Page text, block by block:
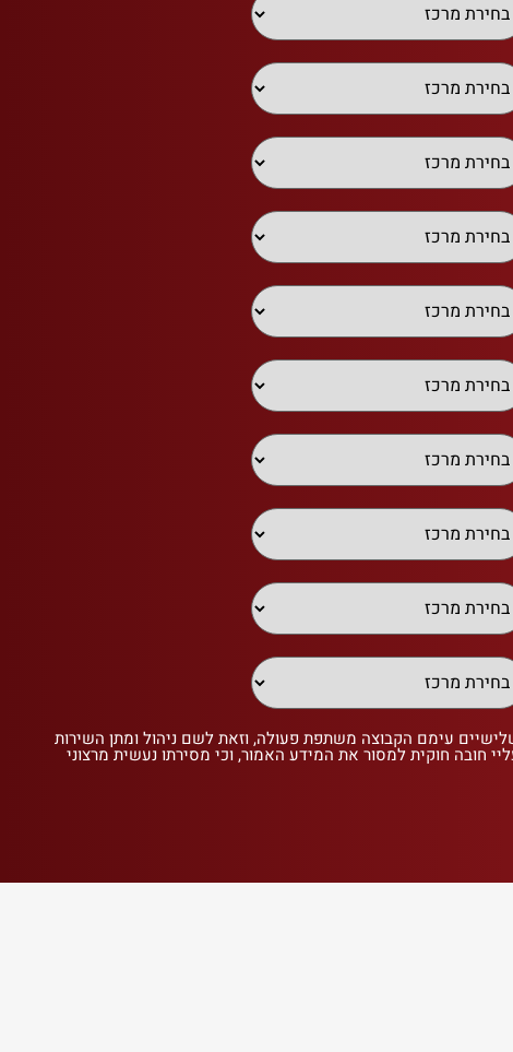
עימם הקבוצה משתפת פעולה, וזאת לשם ניהול ומתן השירות
חובה חוקית למסור את המידע האמור, וכי מסירתו נעשית מרצוני